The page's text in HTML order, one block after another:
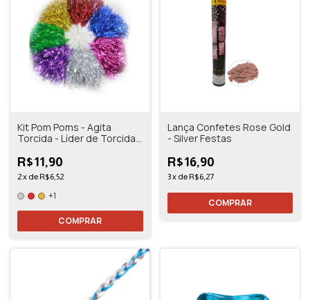
Kit Pom Poms - Agita
Torcida - Líder de Torcida -
R$11,90
2x de R$6,52
+1
COMPRAR
Lança Confetes Rose Gold
- Silver Festas
R$16,90
3x de R$6,27